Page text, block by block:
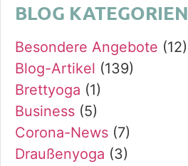
BLOG KATEGORIEN
Besondere Angebote (12)
Blog-Artikel (139)
Brettyoga (1)
Business (5)
Corona-News (7)
Draußenyoga (3)